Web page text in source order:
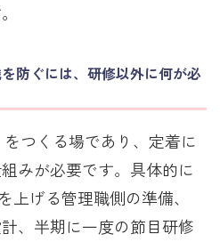
防ぐには、研修以外に何が必
つくる場であり、定着に
みが必要です。具体的に
上げる管理職側の準備、
、半期に一度の節目研修